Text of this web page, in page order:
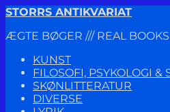
Spring
navigation
Spring
indhold
STORRS ANTIKVARIAT
ÆGTE BØGER /// REAL BOOKS
KUNST
FILOSOFI, PSYKOLOGI
SKØNLITTERATUR
DIVERSE